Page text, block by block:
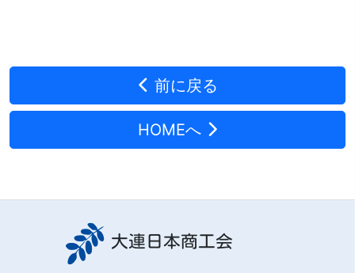
前に戻る
HOMEへ
大連日本商工会